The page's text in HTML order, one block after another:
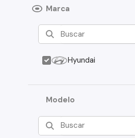
Marca
Hyundai
Modelo